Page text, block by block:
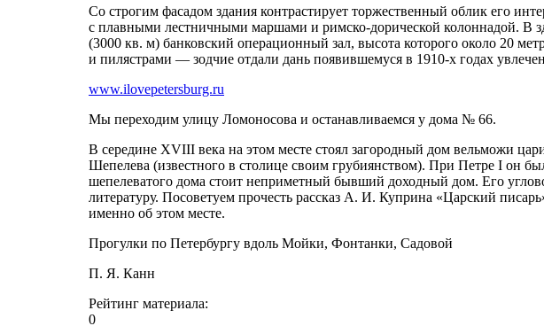
Со строгим фасадом здания контрастирует торжественный облик его
с плавными лестничными маршами и римско-дорической колоннадой. В
(3000 кв. м) банковский операционный зал, высота которого около 20
и пилястрами — зодчие отдали дань появившемуся в 1910-х годах
www.ilovepetersburg.ru
Мы переходим улицу Ломоносова и останавливаемся у дома № 66.
В середине XVIII века на этом месте стоял загородный дом вельможи
Шепелева (известного в столице своим грубиянством). При Петре I он
шепелеватого дома стоит неприметный бывший доходный дом. Его
литературу. Посоветуем прочесть рассказ А. И. Куприна «Царский
именно об этом месте.
Прогулки по Петербургу вдоль Мойки, Фонтанки, Садовой
П. Я. Канн
Рейтинг материала:
0